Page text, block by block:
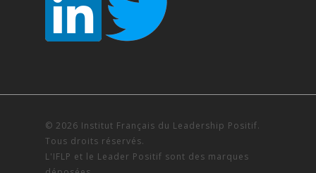
© 2026 Institut Français du Leadership Positif.
Tous droits réservés.
L'IFLP et le Leader Positif sont des marques